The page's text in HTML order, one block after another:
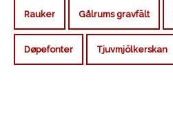
Rauker Gålrums gravfält
Døpefonter Tjuvmjölkerskan